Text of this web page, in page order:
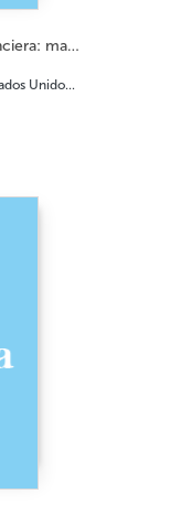
Métodos de investigación financiera: manual...
Unido...